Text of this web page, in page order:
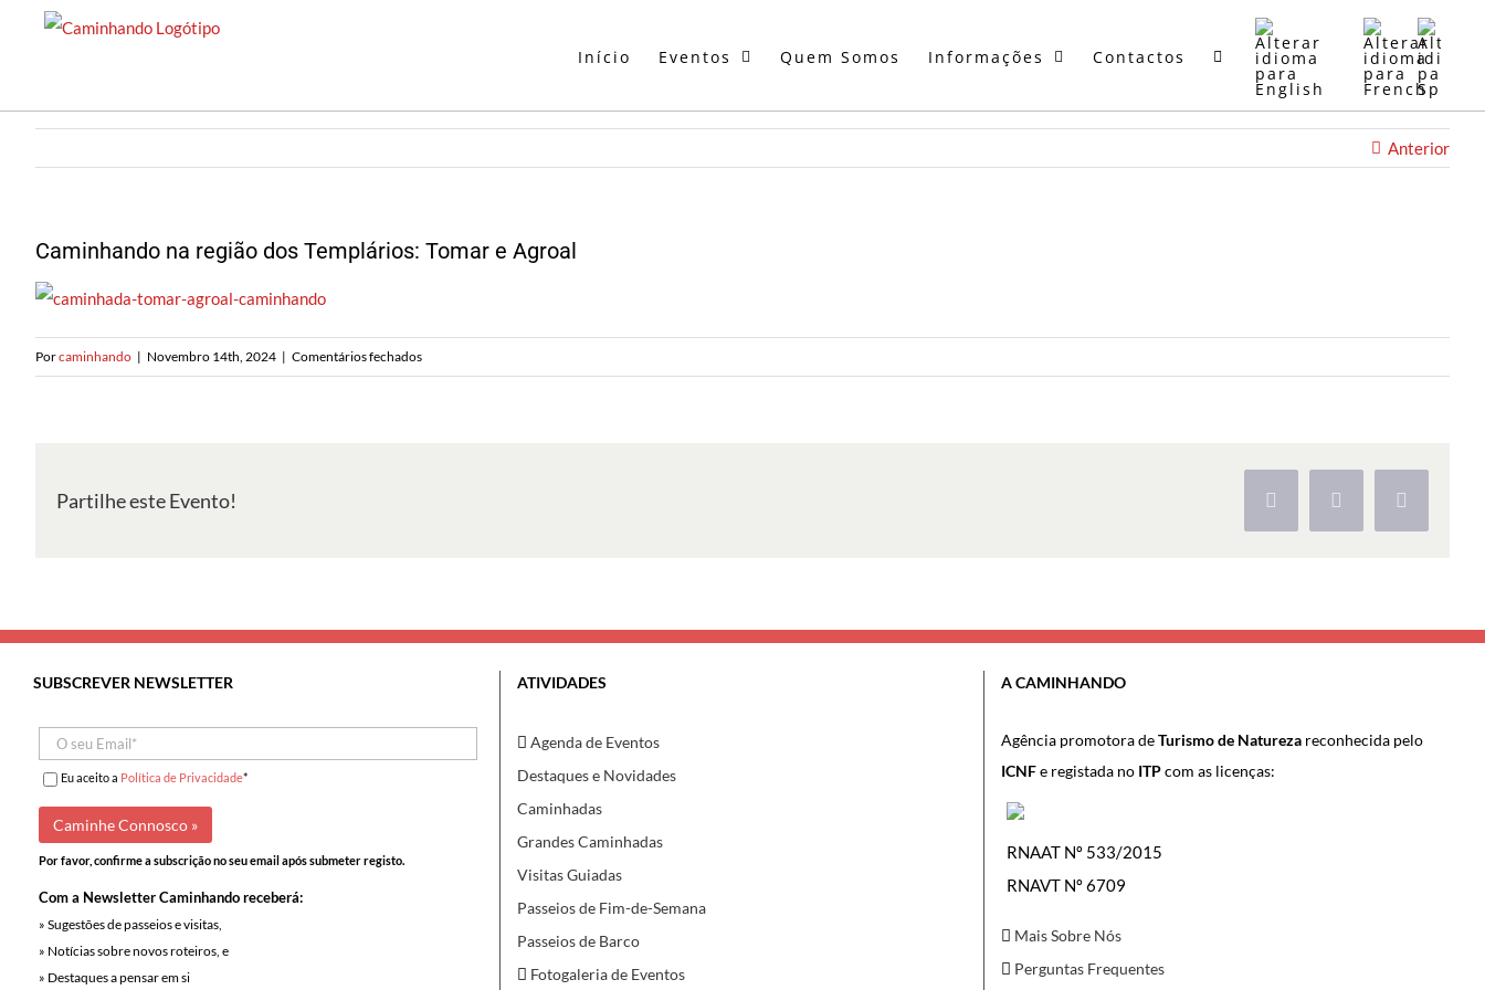
conteúdo
Início Eventos Quem Somos Informações Contactos
Anterior
Caminhando na região dos Templários: Tomar e Agroal
Porcaminhando | Novembro 14th, 2024 | Comentários fechadosem
Caminhando
Partilhe este Evento! Facebook
X Pinterest
SUBSCREVER NEWSLETTER
Eu aceito a Política de Privacidade*
Por favor, confirme a subscrição no seu email após submeter registo.
Com a Newsletter Caminhando receberá:
» Sugestões de passeios e visitas,
» Notícias sobre novos roteiros, e
» Destaques a pensar em si
ATIVIDADES
Agenda de Eventos
Destaques e Novidades
Caminhadas
Grandes Caminhadas
Visitas Guiadas
Passeios de Fim-de-Semana
Passeios de Barco
Fotogaleria de Eventos
A CAMINHANDO
Agência promotora deTurismo de Natureza reconhecida pelo
ICNFe registada no ITPcom as licenças:
RNAAT Nº 533/2015
RNAVT Nº 6709
Mais Sobre Nós
Perguntas Frequentes